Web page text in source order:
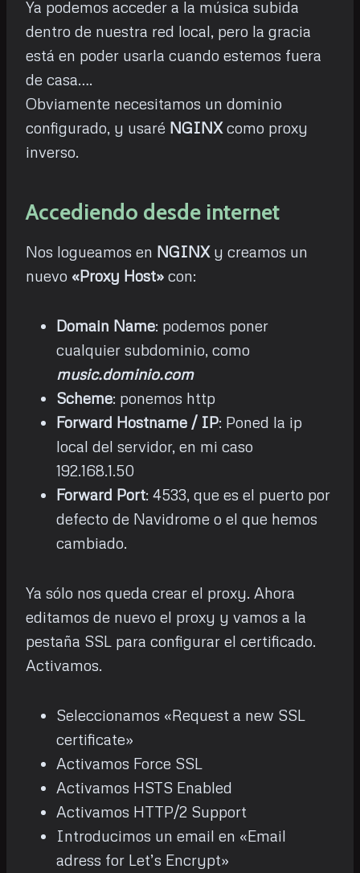
Ya podemos acceder a la música subida
dentro de nuestra red local, pero la gracia
está en poder usarla cuando estemos fuera
de casa….
Obviamente necesitamos un dominio
configurado, y usaré NGINXcomo proxy
inverso.
Accediendo desde internet
Nos logueamos en NGINXy creamos un
nuevo «Proxy Host» con:
Domain Name: podemos poner
cualquier subdominio, como
music.dominio.com
Scheme: ponemos http
Forward Hostname / IP: Poned la ip
local del servidor, en mi caso
192.168.1.50
Forward Port: 4533, que es el puerto por
defecto de Navidrome o el que hemos
cambiado.
Ya sólo nos queda crear el proxy. Ahora
editamos de nuevo el proxy y vamos a la
pestaña SSL para configurar el certificado.
Activamos.
Seleccionamos «Request a new SSL
certificate»
Activamos Force SSL
Activamos HSTS Enabled
Activamos HTTP/2 Support
Introducimos un email en «Email
adress for Let’s Encrypt»